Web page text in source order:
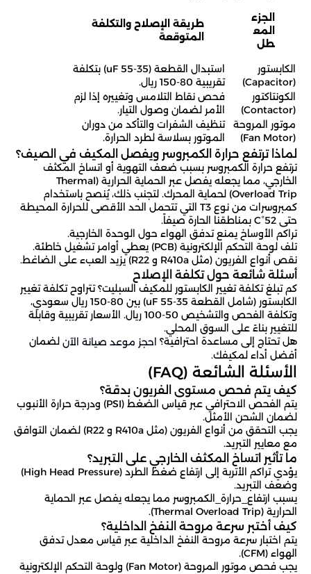
الجزء
المع
طل
طريقة الإصلاح والتكلفة
المتوقعة
الكابستور
استبدال القطعة (35-55 uF) بتكلفة
تقريبية 80-150 ريال.
الكونتاكتور
فحص نقاط التلامس وتغييره إذا لزم
الأمر لضمان وصول التيار.
موتور المروحة
تنظيف الشفرات والتأكد من دوران
الموتور بسلاسة لطرد الحرارة.
لماذا ترتفع حرارة الكمبروسر ويفصل المكيف في الصيف؟
ترتفع حرارة الكمبروسر بسبب ضعف التهوية أو اتساخ المكثف
الخارجي، مما يجعله يفصل عبر الحماية الحرارية (Thermal
Overload Trip) لحماية المحرك. لتجنب ذلك، يُنصح باستخدام
كمبروسرات من نوع T3 التي تتحمل الحد الأقصى للحرارة المحيطة
حتى 52°C بمناطقنا الحارة صيفاً.
تراكم الأوساخ يمنع تدفق الهواء حول الوحدة الخارجية.
تلف لوحة التحكم الإلكترونية (PCB) يعطي أوامر تشغيل خاطئة.
نقص أنواع الفريون (مثل R410a و R22) يزيد العبء على الضاغط.
أسئلة شائعة حول تكلفة الإصلاح
كم تبلغ تكلفة تغيير الكابستور للمكيف السبليت؟ تتراوح تكلفة تغيير
الكابستور (شامل القطعة 35-55 uF) بين 80-150 ريال سعودي،
وتكلفة الفحص والتشخيص 50-100 ريال. الأسعار تقريبية وقابلة
للتغيير بناءً على السوق المحلي.
هل تحتاج إلى مساعدة احترافية؟احجز موعد صيانة الآنلضمان
أفضل أداء لمكيفك.
الأسئلة الشائعة (FAQ)
كيف يتم فحص مستوى الفريون بدقة؟
يتم الفحص الاحترافي عبر قياس الضغط (PSI) ودرجة حرارة الأنبوب
لضمان الشحن الأمثل.
يجب التحقق من أنواع الفريون (مثل R410a و R22) لضمان التوافق
مع معايير التبريد.
ما تأثير اتساخ المكثف الخارجي على التبريد؟
يؤدي تراكم الأتربة إلى ارتفاع ضغط الطرد (High Head Pressure)
وضعف التبريد.
يسبب ارتفاع_حرارة_الكمبروسر مما يجعله يفصل عبر الحماية
الحرارية (Thermal Overload Trip).
كيف أختبر سرعة مروحة النفخ الداخلية؟
يتم اختبار سرعة مروحة النفخ الداخلية عبر قياس معدل تدفق
الهواء (CFM).
يجب فحص موتور المروحة (Fan Motor) ولوحة التحكم الإلكترونية